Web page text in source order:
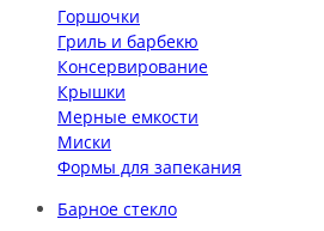
Горшочки
Гриль и барбекю
Консервирование
Крышки
Мерные емкости
Миски
Формы для запекания
Барное стекло